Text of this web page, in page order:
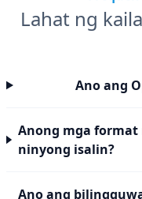
Lahat ng
Ano ang
Anong mga
ninyong isalin?
Ano ang